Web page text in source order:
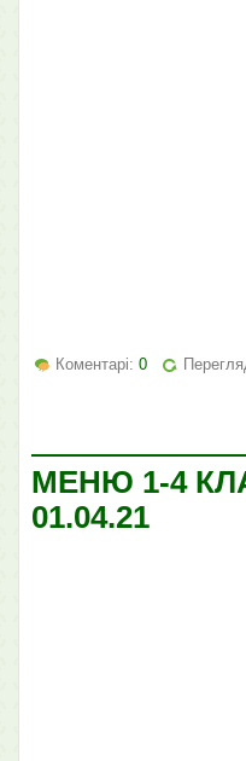
Коментарі: 0
МЕНЮ 1-4
01.04.21